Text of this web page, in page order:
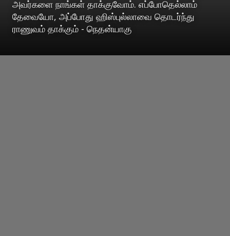
அவர்களை நாங்கள் தாக்குவோம். எப்போதெல்லாம்
தேவையோ, அப்போது ஹிஸ்புல்லாவை தொடர்ந்து
ராணுவம் தாக்கும் - நெதன்யாகு